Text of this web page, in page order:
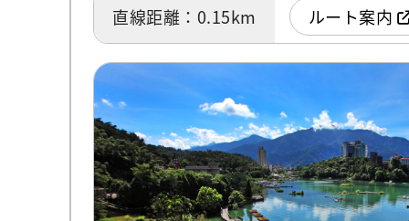
直線距離：0.15km ルート案内